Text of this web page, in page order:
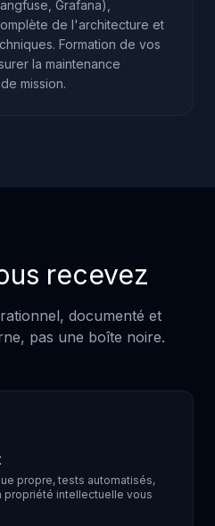
Grafana),
de l'architecture et
Formation de vos
la maintenance
mission.
recevez
documenté et
pas une boîte noire.
propre, tests automatisés,
propriété intellectuelle vous